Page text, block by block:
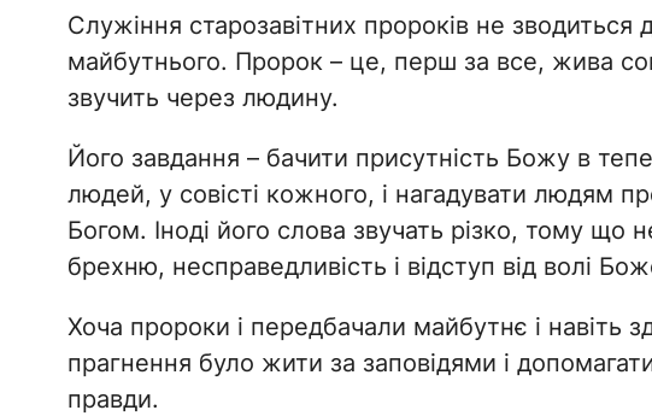
Служіння старозавітних пророків не
майбутнього. Пророк – це, перш за все, жива
звучить через людину.
Його завдання – бачити присутність Божу в
людей, у совісті кожного, і нагадувати людям
Богом. Іноді його слова звучать різко, тому
брехню, несправедливість і відступ від волі
Хоча пророки і передбачали майбутнє і навіть
прагнення було жити за заповідями і
правди.